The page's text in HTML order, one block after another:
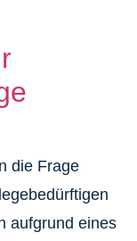
die Frage
aufgrund eines